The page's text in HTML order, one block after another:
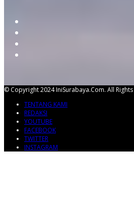
© Copyright 2024 IniSurabaya.com. All Rights
TENTANG KAMI
REDAKSI
YOUTUBE
FACEBOOK
TWITTER
INSTAGRAM